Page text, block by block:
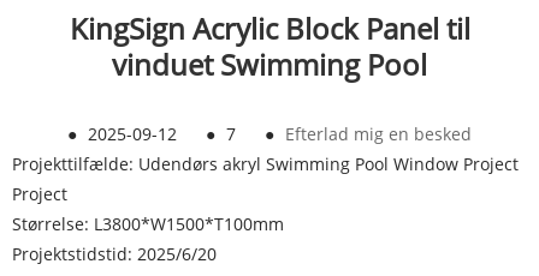
KingSign Acrylic Block Panel til
vinduet Swimming Pool
● 2025-09-12 ● 7 ● Efterlad mig en besked
Projekttilfælde: Udendørs akryl Swimming Pool Window Project
Project
Størrelse: L3800*W1500*T100mm
Projektstidstid: 2025/6/20